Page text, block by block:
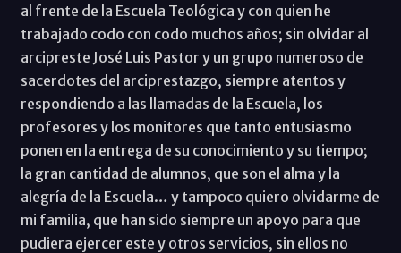
al frente de la Escuela Teológica y con quien he
trabajado codo con codo muchos años; sin olvidar al
arcipreste José Luis Pastor y un grupo numeroso de
sacerdotes del arciprestazgo, siempre atentos y
respondiendo a las llamadas de la Escuela, los
profesores y los monitores que tanto entusiasmo
ponen en la entrega de su conocimiento y su tiempo;
la gran cantidad de alumnos, que son el alma y la
alegría de la Escuela… y tampoco quiero olvidarme de
mi familia, que han sido siempre un apoyo para que
pudiera ejercer este y otros servicios, sin ellos no